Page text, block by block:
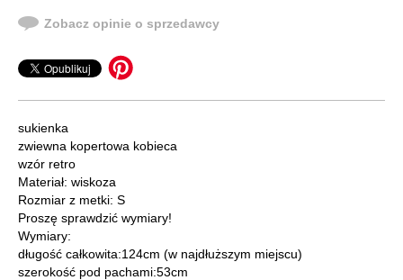
Zobacz opinie o sprzedawcy
sukienka
zwiewna kopertowa kobieca
wzór retro
Materiał: wiskoza
Rozmiar z metki: S
Proszę sprawdzić wymiary!
Wymiary:
długość całkowita:124cm (w najdłuższym miejscu)
szerokość pod pachami:53cm